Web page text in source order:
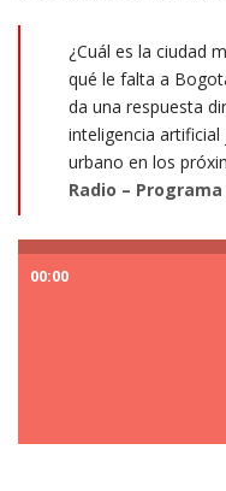
¿Cuál es la ciudad
qué le falta a
da una respuesta
inteligencia
urbano en los
Radio –
00:00